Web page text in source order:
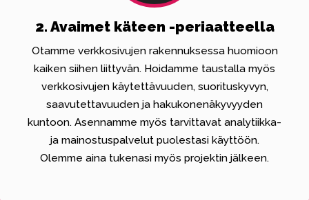
2. Avaimet käteen -periaatteella
Otamme verkkosivujen rakennuksessa huomioon
kaiken siihen liittyvän. Hoidamme taustalla myös
verkkosivujen käytettävuuden, suorituskyvyn,
saavutettavuuden ja hakukonenäkyvyyden
kuntoon. Asennamme myös tarvittavat analytiikka-
ja mainostuspalvelut puolestasi käyttöön.
Olemme aina tukenasi myös projektin jälkeen.